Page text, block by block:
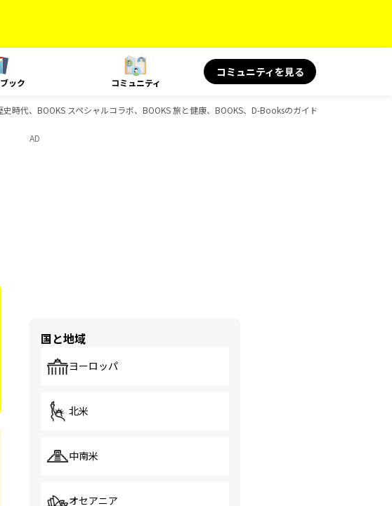
ック コミュニティ
コミュニティを見る
代、BOOKS スペシャルコラボ、BOOKS 旅と健康、BOOKS、D-Booksのガイドブック一覧
AD
国と地域
ヨーロッパ
北米
中南米
オセアニア